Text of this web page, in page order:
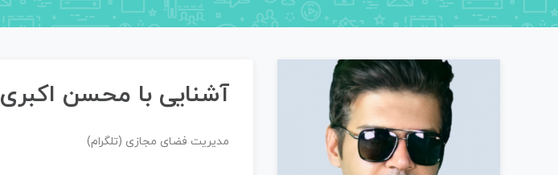
آشنایی با محسن اکبری
مدیریت فضای مجازی (تلگرام)